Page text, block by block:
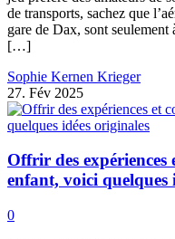
de transports, sachez que
gare de Dax, sont seulement
[…]
Sophie Kernen Krieger
27. Fév 2025
Offrir des expériences
enfant, voici quelques
0